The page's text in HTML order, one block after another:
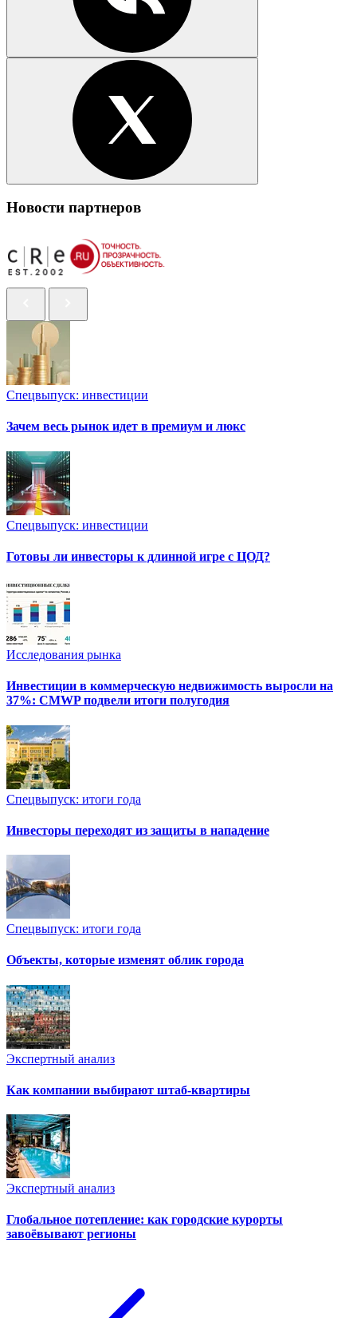
Новости партнеров
Спецвыпуск: инвестиции
Зачем весь рынок идет в премиум и люкс
Спецвыпуск: инвестиции
Готовы ли инвесторы к длинной игре с ЦОД?
Исследования рынка
Инвестиции в коммерческую недвижимость выросли на
37%: CMWP подвели итоги полугодия
Спецвыпуск: итоги года
Инвесторы переходят из защиты в нападение
Спецвыпуск: итоги года
Объекты, которые изменят облик города
Экспертный анализ
Как компании выбирают штаб-квартиры
Экспертный анализ
Глобальное потепление: как городские курорты
завоёвывают регионы